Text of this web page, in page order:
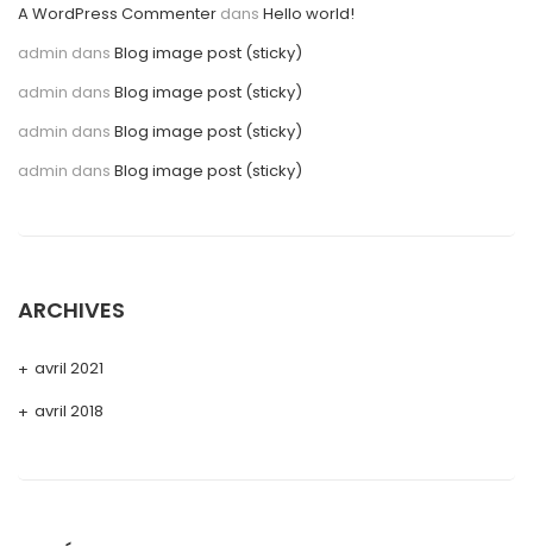
A WordPress Commenter dans Hello world!
admin dans Blog image post (sticky)
admin dans Blog image post (sticky)
admin dans Blog image post (sticky)
admin dans Blog image post (sticky)
ARCHIVES
avril 2021
avril 2018